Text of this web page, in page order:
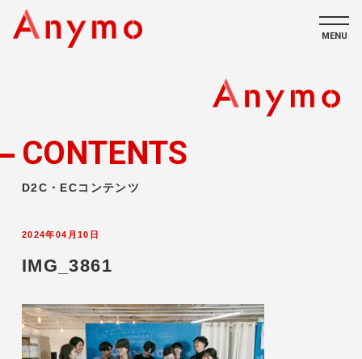
私たちについて
MENU
CONTENTS
D2C・ECコンテンツ
2024年04月10日
IMG_3861